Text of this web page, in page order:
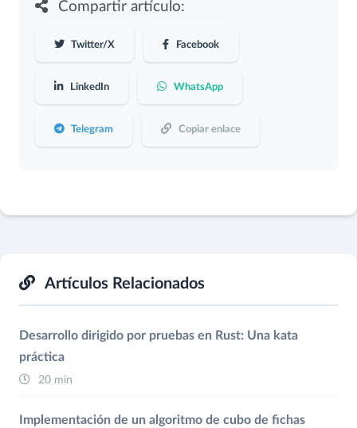
Compartir artículo:
Twitter/X Facebook
LinkedIn WhatsApp
Telegram Copiar enlace
Artículos Relacionados
Desarrollo dirigido por pruebas en Rust: Una kata
práctica
20 min
Implementación de un algoritmo de cubo de fichas